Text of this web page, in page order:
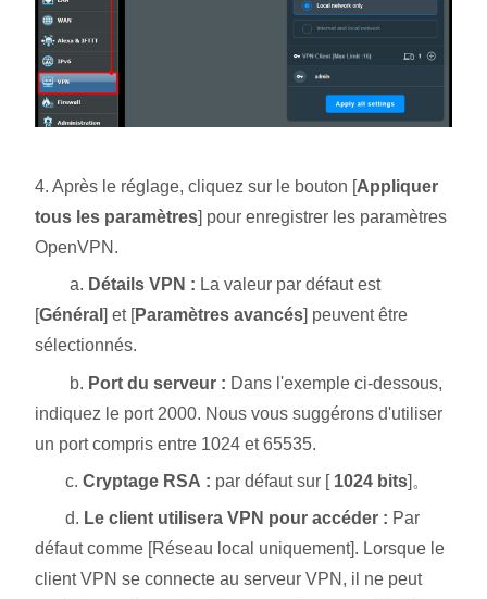
4. Après le réglage, cliquez sur le bouton [Appliquer
tous les paramètres] pour enregistrer les paramètres
OpenVPN.
a. Détails VPN : La valeur par défaut est
[Général ] et [Paramètres avancés] peuvent être
sélectionnés.
b. Port du serveur : Dans l'exemple ci-dessous,
indiquez le port 2000. Nous vous suggérons d'utiliser
un port compris entre 1024 et 65535.
c. Cryptage RSA : par défaut sur [ 1024 bits]。
d. Le client utilisera VPN pour accéder : Par
défaut comme [Réseau local uniquement]. Lorsque le
client VPN se connecte au serveur VPN, il ne peut